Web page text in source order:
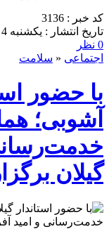
کد خبر : 3136
تاریخ انتشار : یکشنبه 4 آذر 1403 - 23:23
0 نظر
اجتماعی « سلامت
با حضور
آشوبی؛
گیلان